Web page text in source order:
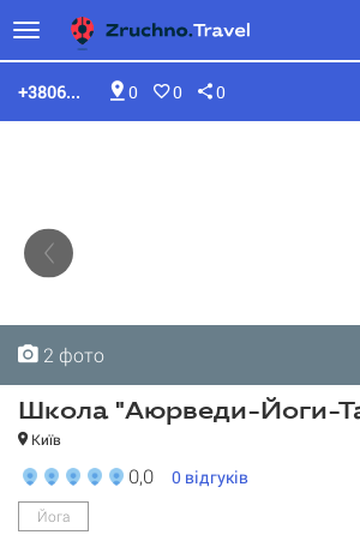
0 0 0
+3806...
2 фото
2 фото
Школа "Аюрведи-Йоги-
Київ
0,0 0 відгуків
Йога